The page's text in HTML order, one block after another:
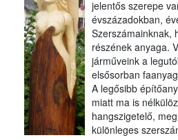
jelentős szerepe
évszázadokban,
Szerszámainknak,
részének anyaga.
járműveink a
elsősorban
A legősibb
miatt ma is
hangszigetelő,
különleges